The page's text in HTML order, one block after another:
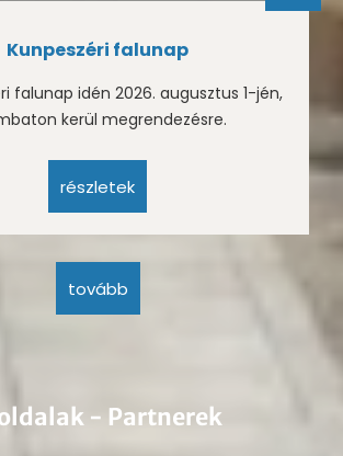
Kunpeszéri falunap
falunap idén 2026. augusztus 1-jén,
kerül megrendezésre.
részletek
tovább
- Partnerek